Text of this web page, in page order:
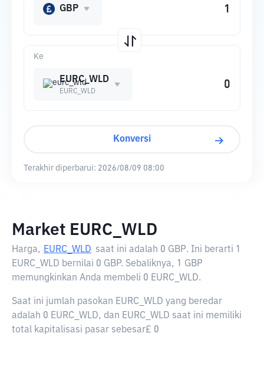
Ke
EURC_WLD
EURC_WLD
GBP
Konversi
Terakhir diperbarui: 2026/08/09 08:00
Market EURC_WLD
Harga, EURC_WLD saat ini adalah 0 GBP. Ini berarti 1
EURC_WLD bernilai 0 GBP. Sebaliknya, 1 GBP
memungkinkan Anda membeli 0 EURC_WLD.
Saat ini jumlah pasokan EURC_WLD yang beredar
adalah 0 EURC_WLD, dan EURC_WLD saat ini memiliki
total kapitalisasi pasar sebesar£ 0